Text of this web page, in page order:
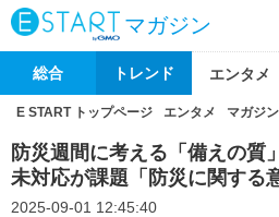
マガジン
総合 トレンド エンタメ
E START トップページ エンタメ マガジン
防災週間に考える「備えの
未対応が課題「防災に関する
2025-09-01 12:45:40